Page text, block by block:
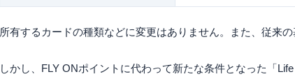
所有するカードの種類などに変更はありません。また、従来
しかし、FLY ONポイントに代わって新たな条件となった「